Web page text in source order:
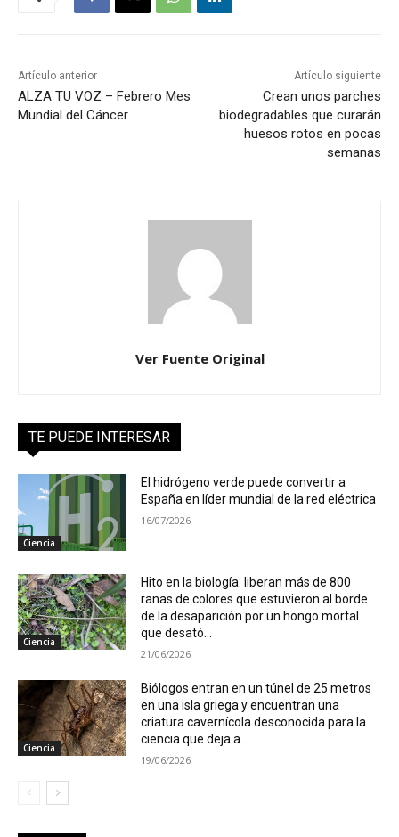
Artículo anterior
ALZA TU VOZ – Febrero Mes
Mundial del Cáncer
Artículo siguiente
Crean unos parches
biodegradables que curarán
huesos rotos en pocas
semanas
Ver Fuente Original
TE PUEDE INTERESAR
Ciencia
El hidrógeno verde puede convertir a
España en líder mundial de la red eléctrica
16/07/2026
Ciencia
Hito en la biología: liberan más de 800
ranas de colores que estuvieron al borde
de la desaparición por un hongo mortal
que desató...
21/06/2026
Ciencia
Biólogos entran en un túnel de 25 metros
en una isla griega y encuentran una
criatura cavernícola desconocida para la
ciencia que deja a...
19/06/2026